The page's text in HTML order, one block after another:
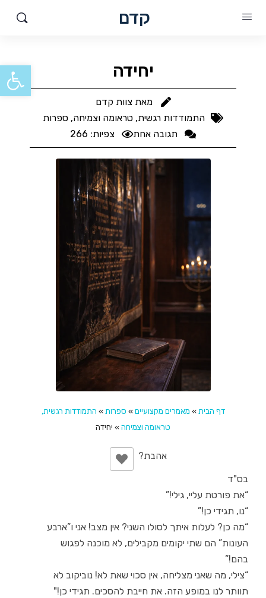
קדם
יחידה
מאת צוות קדם
התמודדות רגשית, טראומה וצמיחה, ספרות
תגובה אחת
צפיות: 266
דף הבית » מאמרים מקצועיים» ספרות » התמודדות רגשית,
טראומה וצמיחה» יחידה
בס"ד
“את פורטת עליי, גילי!”
“נו, תגידי כן!”
“מה כן? לעלות איתך לסולו השני? אין מצב! אני ו”ארבע
העונות” הם שתי יקומים מקבילים, לא מוכנה לפגוש
בהם!”
“צילי, מה שאני מצליחה, אין סכוי שאת לא! נוביקוב לא
תוותר לנו במופע הזה. את חייבת להסכים. תגידי כן!"
פתח